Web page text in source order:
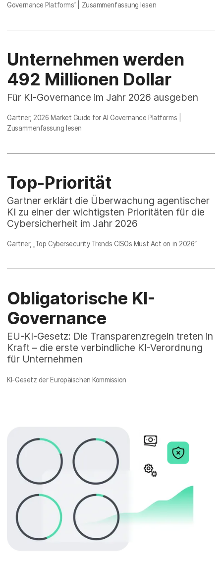
Governance Platforms“| Zusammenfassung lesen
Unternehmen werden
492 Millionen Dollar
Für KI-Governance im Jahr 2026 ausgeben
Gartner, 2026 Market Guide for AI Governance Platforms
Zusammenfassung lesen
Top-Priorität
Gartner erklärt die Überwachung agentischer
KI zu einer der wichtigsten Prioritäten für die
Cybersicherheit im Jahr 2026
Gartner, „Top Cybersecurity Trends CISOs Must Act on in 2026“
Obligatorische KI-
Governance
EU-KI-Gesetz: Die Transparenzregeln treten in
Kraft – die erste verbindliche KI-Verordnung
für Unternehmen
KI-Gesetz der Europäischen Kommission